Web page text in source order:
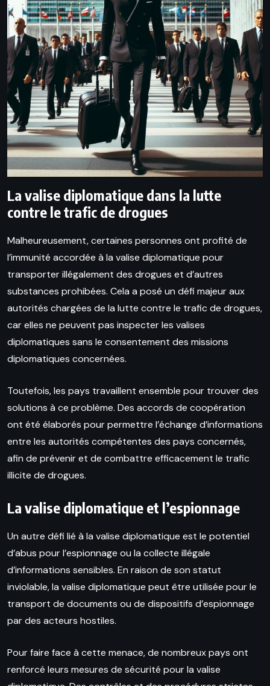
La valise diplomatique dans la lutte
contre le trafic de drogues
Malheureusement, certaines personnes ont profité de
l’immunité accordée à la valise diplomatique pour
transporter illégalement des drogues et d’autres
substances prohibées. Cela a posé un défi majeur aux
autorités chargées de la lutte contre le trafic de drogues,
car elles ne peuvent pas inspecter les valises
diplomatiques sans le consentement des missions
diplomatiques concernées.
Toutefois, les pays travaillent ensemble pour trouver des
solutions à ce problème. Des accords de coopération
ont été élaborés pour permettre l’échange d’informations
entre les autorités compétentes des pays concernés,
afin de prévenir et de combattre efficacement le trafic
illicite de drogues.
La valise diplomatique et l’espionnage
Un autre défi lié à la valise diplomatique est le potentiel
d’abus pour l’espionnage ou la collecte illégale
d’informations sensibles. En raison de son statut
inviolable, la valise diplomatique peut être utilisée pour le
transport de documents ou de dispositifs d’espionnage
par des acteurs hostiles.
Pour faire face à cette menace, de nombreux pays ont
renforcé leurs mesures de sécurité pour la valise